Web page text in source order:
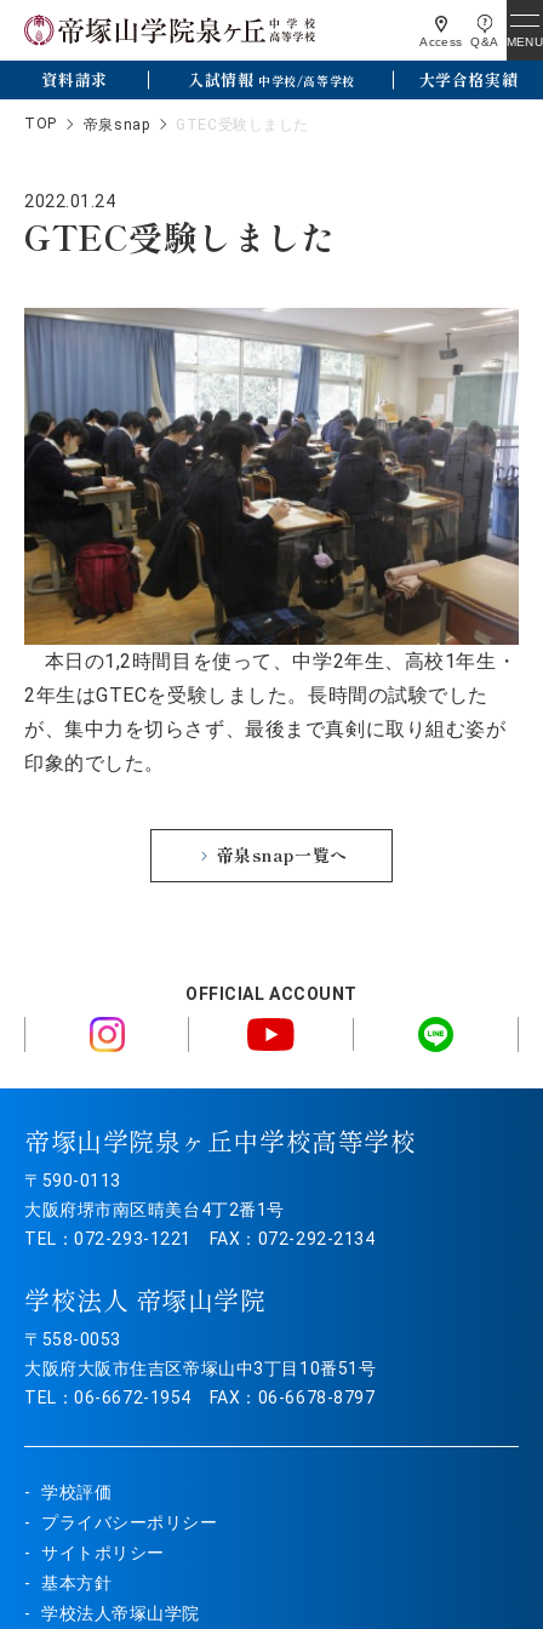
Access Q&A MENU
資料請求 入試情報 中学校/高等学校 大学合格実績
TOP 帝泉snap GTEC受験しました
2022.01.24
GTEC受験しました
本日の1,2時間目を使って、中学2年生、高校1年生・
2年生はGTECを受験しました。長時間の試験でした
が、集中力を切らさず、最後まで真剣に取り組む姿が
印象的でした。
帝泉snap一覧へ
OFFICIAL ACCOUNT
帝塚山学院泉ヶ丘中学校高等学校
〒590-0113
大阪府堺市南区晴美台4丁2番1号
TEL：072-293-1221 FAX：072-292-2134
学校法人 帝塚山学院
〒558-0053
大阪府大阪市住吉区帝塚山中3丁目10番51号
TEL：06-6672-1954 FAX：06-6678-8797
学校評価
プライバシーポリシー
サイトポリシー
基本方針
学校法人帝塚山学院